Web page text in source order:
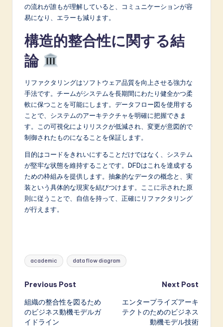
の流れが誰もが理解していると、コミュニケーションが容
易になり、エラーも減ります。
構造的整合性に関する結
論
リファクタリングはソフトウェア品質を向上させる強力な
手法です。チームがシステムを長期間にわたり健全かつ柔
軟に保つことを可能にします。データフロー図を使用する
ことで、システムのアーキテクチャを明確に把握できま
す。この可視化によりリスクが低減され、変更が意図的で
制御されたものになることを保証します。
目的はコードをきれいにすることだけではなく、システム
が堅牢な状態を維持することです。DFDはこれを達成する
ための枠組みを提供します。抽象的なデータの概念と、実
装という具体的な現実を結びつけます。ここに示された原
則に従うことで、自信を持って、正確にリファクタリング
が行えます。
Tags:
academic data flow diagram
Post
navigation
Previous Post
組織の整合性を図るため
のビジネス動機モデルガ
イドライン
Next Post
エンタープライズアーキ
テクトのためのビジネス
動機モデル技術